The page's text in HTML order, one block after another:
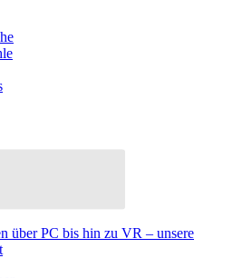
über PC bis hin zu VR – unsere